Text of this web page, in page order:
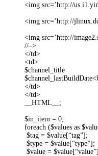
<img src=’http://
<img src=’http://
<img src=’http://
//–>
</td>
<td>
$channel_title
</td>
</td>
__HTML__;
$in_item = 0;
foreach ($values as
$tag = $value[“tag”];
$type = $value[“type”];
$value =